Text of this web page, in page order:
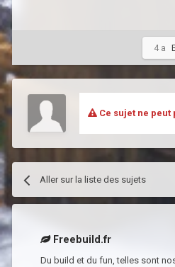
4 a
Ce sujet ne
Aller sur la liste des sujets
Freebuild.fr
Du build et du fun, telles sont